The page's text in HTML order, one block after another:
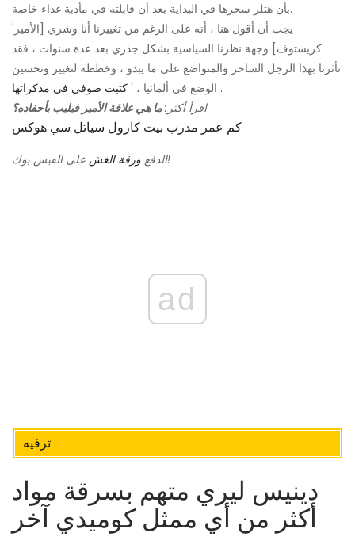
بأن هتلر سحرها في البداية بعد أن قابلته في مأدبة غداء خاصة.
'يجب أن أقول هنا ، أنه على الرغم من تغييرنا أنا وشري [الأمير
كريستوف] وجهة نظرنا السياسية بشكل جذري بعد عدة سنوات ، فقد
تأثرنا بهذا الرجل الساحر والمتواضع على ما يبدو ، وخططه لتغيير وتحسين
الوضع في ألمانيا ، ' كتبت صوفي في مذكراتها
.
اقرأ أكثر:ما هي علاقة الأمير فيليب بأحفاده؟
كم عمر مدرب بيت كارول سياتل سي هوكس
الدفع ورقة الغش على الفيس بوك!
ad
ترفيه
دينيس ليري متهم بسرقة مواد
أكثر من أي ممثل كوميدي آخر